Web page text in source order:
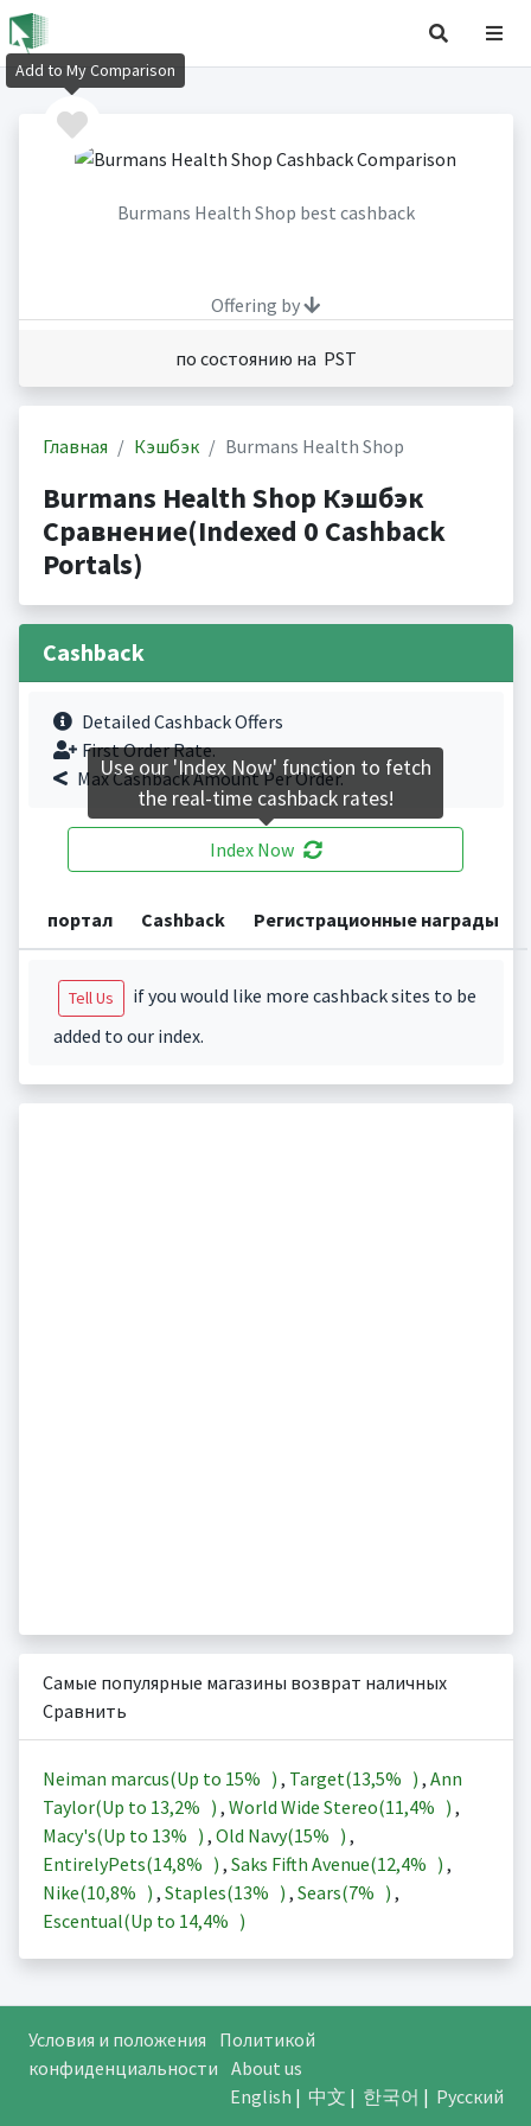
Burmans Health Shop best cashback
Offering by
по состоянию на PST
Главная Кэшбэк Burmans Health Shop
Burmans Health Shop Кэшбэк
Сравнение(Indexed 0 Cashback
Portals)
Cashback
Detailed Cashback Offers
First Order Rate.
Max Cashback Amount Per Order.
Index Now
портал Cashback Регистрационные награды
Tell Us
if you would like more cashback sites to be
added to our index.
Самые популярные магазины возврат наличных
Сравнить
Neiman marcus(Up to 15% ) , Target(13,5% ) , Ann
Taylor(Up to 13,2% ) , World Wide Stereo(11,4% ) ,
Macy's(Up to 13% ) , Old Navy(15% ) ,
EntirelyPets(14,8% ) , Saks Fifth Avenue(12,4% ) ,
Nike(10,8% ) , Staples(13% ) , Sears(7% ) ,
Escentual(Up to 14,4% )
Условия и положения
Политикой
конфиденциальности About us
English | 中文 | 한국어 | Русский
Add to My Comparison
Use our 'Index Now' function to fetch
the real-time cashback rates!